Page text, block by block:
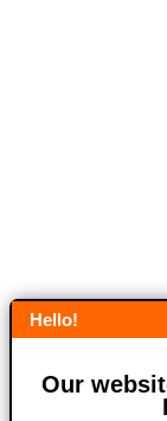
Hello!
Our